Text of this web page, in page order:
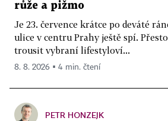
růže a pižmo
Je 23. července krátce po deváté
ulice v centru Prahy ještě spí.
trousit vybraní lifestyloví...
8. 8. 2026 ▪ 4 min. čtení
PETR HONZEJK